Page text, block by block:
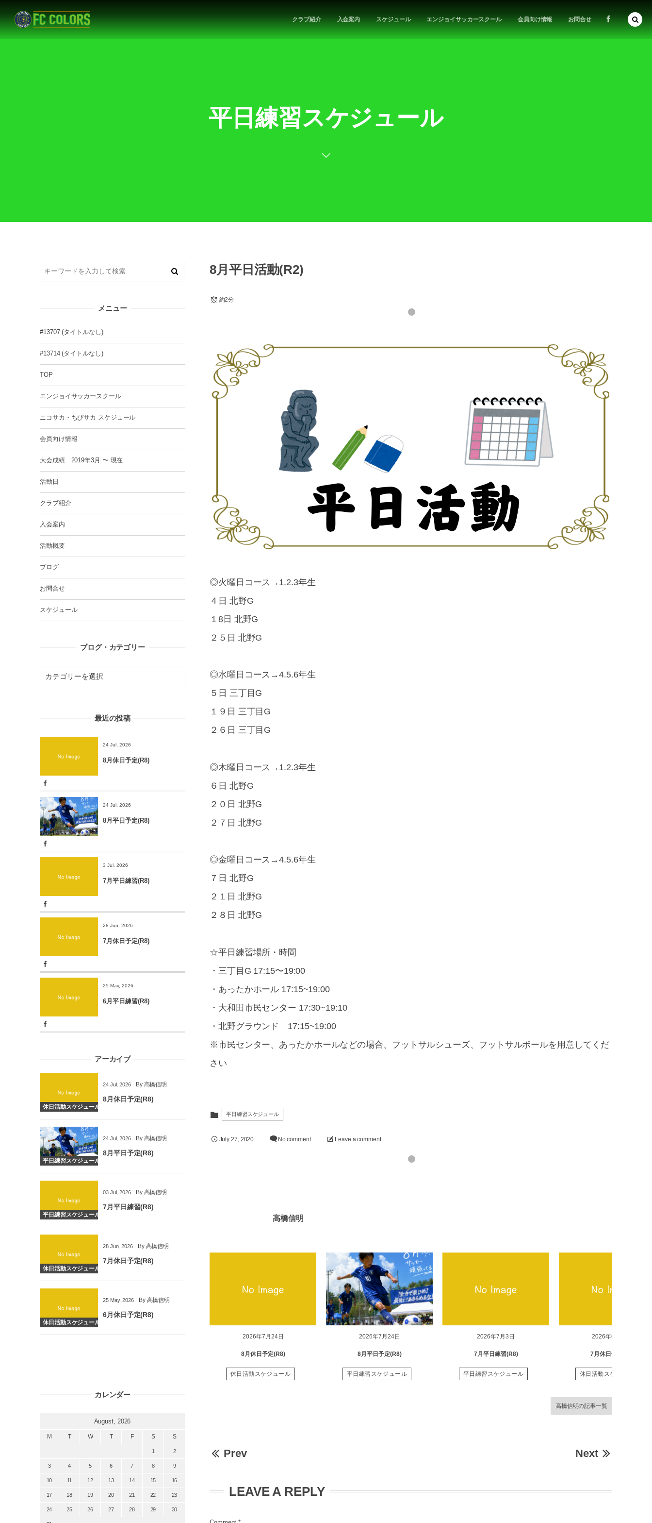
クラブ紹介 入会案内 スケジュール エンジョイサッカースクール 会員向け情報 お問合せ
平日練習スケジュール
8月平日活動(R2)
約2分
◎火曜日コース→1.2.3年生
４日 北野G
１8日 北野G
２５日 北野G
◎水曜日コース→4.5.6年生
５日 三丁目G
１９日 三丁目G
２６日 三丁目G
◎木曜日コース→1.2.3年生
６日 北野G
２０日 北野G
２７日 北野G
◎金曜日コース→4.5.6年生
７日 北野G
２１日 北野G
２８日 北野G
☆平日練習場所・時間
・三丁目G 17:15〜19:00
・あったかホール 17:15~19:00
・大和田市民センター 17:30~19:10
・北野グラウンド 17:15~19:00
※市民センター、あったかホールなどの場合、フットサルシューズ、フットサルボールを用意してくだ
さい
平日練習スケジュール
July 27, 2020 No comment Leave a comment
高橋信明
2026年7月24日
8月休日予定(R8)
休日活動スケジュール
2026年7月24日
8月平日予定(R8)
平日練習スケジュール
2026年7月3日
7月平日練習(R8)
平日練習スケジュール
2026年6月28日
7月休日予定(R8)
休日活動スケジュール
高橋信明の記事一覧
Prev Next
LEAVE A REPLY
メニュー
#13707 (タイトルなし)
#13714 (タイトルなし)
TOP
エンジョイサッカースクール
ニコサカ・ちびサカ スケジュール
会員向け情報
大会成績 2019年3月 〜 現在
活動日
クラブ紹介
入会案内
活動概要
ブログ
お問合せ
スケジュール
ブログ・カテゴリー
最近の投稿
24 Jul, 2026
8月休日予定(R8)
24 Jul, 2026
8月平日予定(R8)
3 Jul, 2026
7月平日練習(R8)
28 Jun, 2026
7月休日予定(R8)
25 May, 2026
6月平日練習(R8)
アーカイブ
休日活動スケジュール
24 Jul,2026 By 高橋信明
8月休日予定(R8)
平日練習スケジュール
24 Jul,2026 By 高橋信明
8月平日予定(R8)
平日練習スケジュール
03 Jul,2026 By 高橋信明
7月平日練習(R8)
休日活動スケジュール
28 Jun,2026 By 高橋信明
7月休日予定(R8)
休日活動スケジュール
25 May,2026 By 高橋信明
6月休日予定(R8)
カレンダー
August, 2026
M T W T F S S
1 2
3 4 5 6 7 8 9
10 11 12 13 14 15 16
17 18 19 20 21 22 23
24 25 26 27 28 29 30